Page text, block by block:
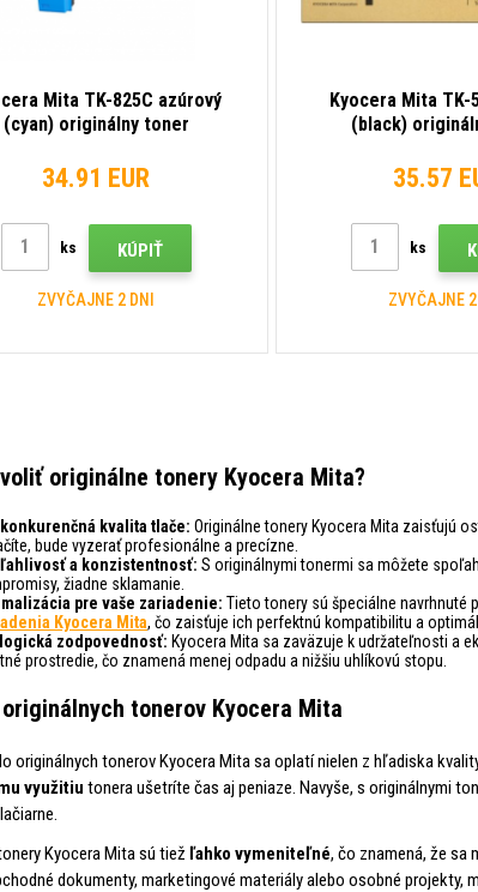
Mita TK-825C azúrový
(cyan) originálny toner
34.91 EUR
ks KÚPIŤ
ZVYČAJNE 2 DNI
Kyocera Mita TK-
(black)
35.57
ks
ZVYČAJNE 2
originálne tonery Kyocera Mita?
kvalita tlače: Originálne tonery Kyocera Mita zaisťujú
bude vyzerať profesionálne a precízne.
a konzistentnosť: S originálnymi tonermi sa môžete
žiadne sklamanie.
pre vaše zariadenie: Tieto tonery sú špeciálne navrhnuté
Kyocera Mita, čo zaisťuje ich perfektnú kompatibilitu a
zodpovednosť: Kyocera Mita sa zaväzuje k udržateľnosti a
prostredie, čo znamená menej odpadu a nižšiu uhlíkovú stopu.
tonerov Kyocera Mita
originálnych tonerov Kyocera Mita sa oplatí nielen z hľadiska
využitiu tonera ušetríte čas aj peniaze. Navyše, s originálnymi
Kyocera Mita sú tiež ľahko vymeniteľné, čo znamená, že sa
dokumenty, marketingové materiály alebo osobné projekty,